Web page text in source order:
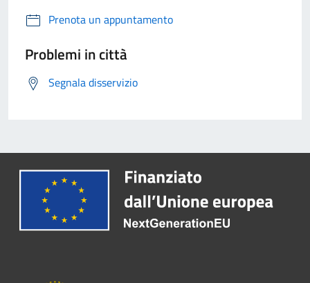
Prenota un appuntamento
Problemi in città
Segnala disservizio